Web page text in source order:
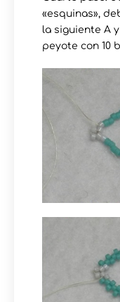
«esquinas»,
la siguiente A
peyote con 10